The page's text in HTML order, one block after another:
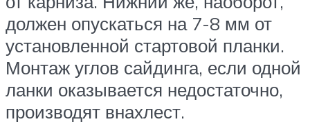
должен опускаться на 7-8 мм от
установленной стартовой планки.
Монтаж углов сайдинга, если одной
ланки оказывается недостаточно,
производят внахлест.